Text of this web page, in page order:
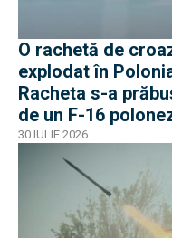
O rachetă de
explodat în
Racheta s-a
de un F-16
30 IULIE 2026